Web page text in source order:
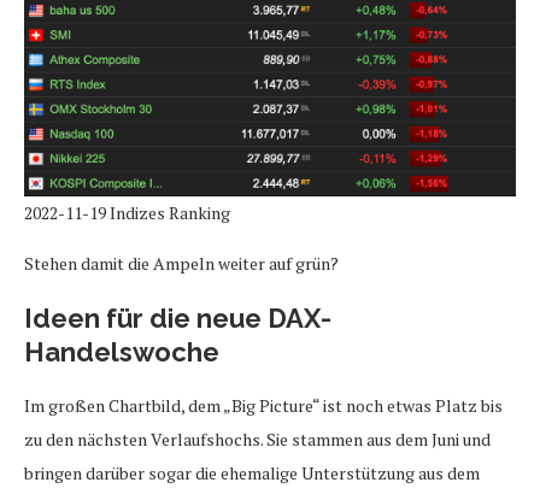
2022-11-19 Indizes Ranking
Stehen damit die Ampeln weiter auf grün?
Ideen für die neue DAX-
Handelswoche
Im großen Chartbild, dem „Big Picture“ ist noch etwas Platz bis
zu den nächsten Verlaufshochs. Sie stammen aus dem Juni und
bringen darüber sogar die ehemalige Unterstützung aus dem